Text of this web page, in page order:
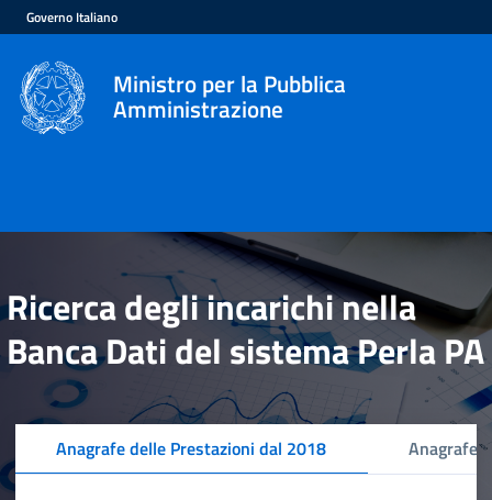
Governo Italiano
Ministro per la Pubblica
Amministrazione
Ricerca degli incarichi nella
Banca Dati del sistema Perla PA
Anagrafe delle Prestazioni dal 2018 Anagrafe